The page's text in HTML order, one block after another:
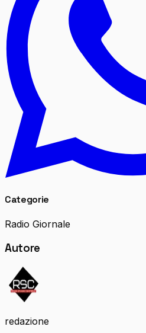
Categorie
Radio Giornale
Autore
redazione